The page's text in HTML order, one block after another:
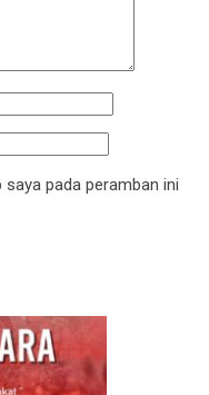
pada peramban ini